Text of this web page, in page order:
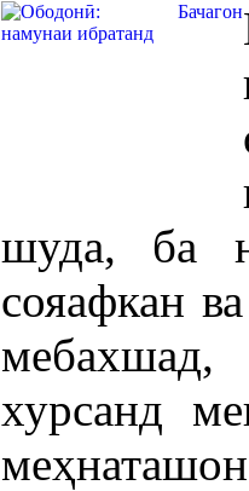
шуда, ба
сояафкан
мебахшад,
хурсанд
меҳнаташон